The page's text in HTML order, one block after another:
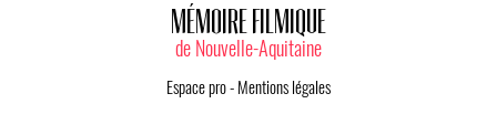
MÉMOIRE FILMIQUE
de Nouvelle-Aquitaine
Espace pro- Mentions légales